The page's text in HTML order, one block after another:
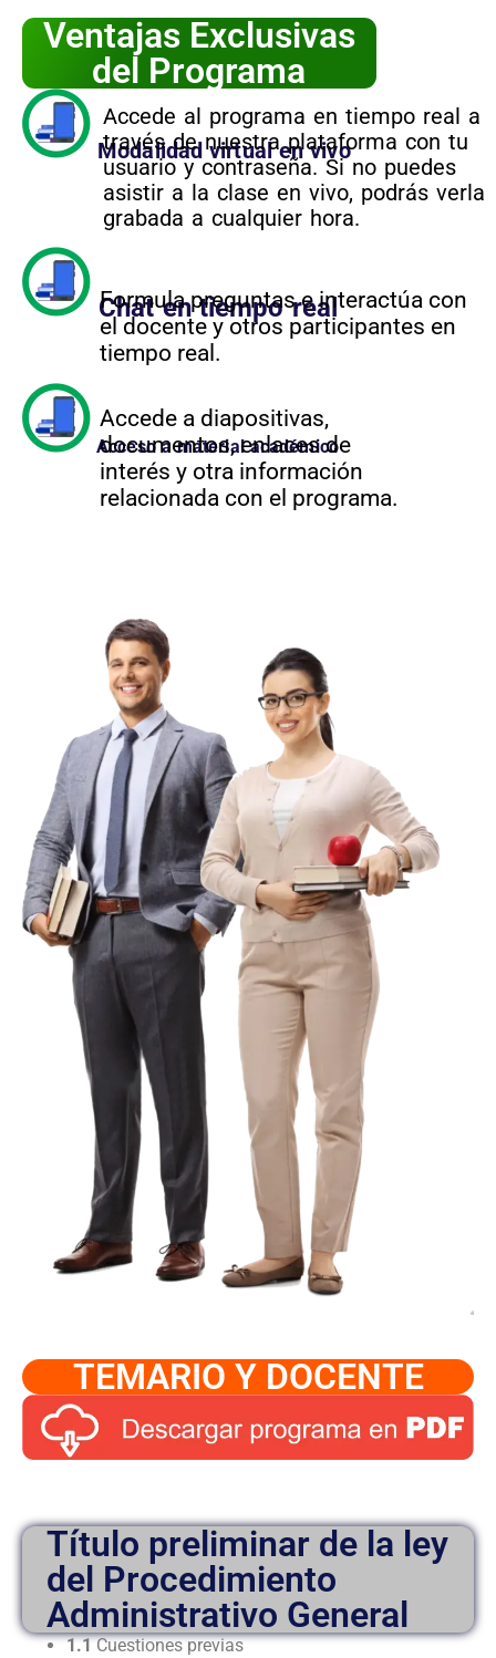
Ventajas Exclusivas
del Programa
Modalidad virtual en vivo
Accede al programa en tiempo real a
través de nuestra plataforma con tu
usuario y contraseña. Si no puedes
asistir a la clase en vivo, podrás verla
grabada a cualquier hora.
Chat en tiempo real
Formula preguntas e interactúa con
el docente y otros participantes en
tiempo real.
Acceso a material académico
Accede a diapositivas,
documentos, enlaces de
interés y otra información
relacionada con el programa.
TEMARIO Y DOCENTE
Título preliminar de la ley
del Procedimiento
Administrativo General
1.1Cuestiones previas